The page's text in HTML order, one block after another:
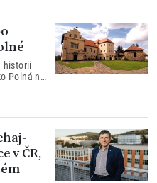
historii
Polná na
v ČR,